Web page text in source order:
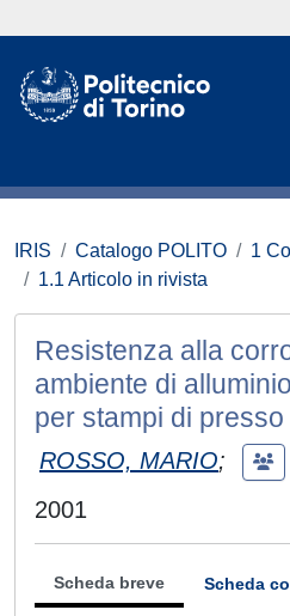
IRIS Catalogo POLITO
1
1.1 Articolo in rivista
Resistenza alla
ambiente di
per stampi di
ROSSO, MARIO;
2001
Scheda breve Scheda